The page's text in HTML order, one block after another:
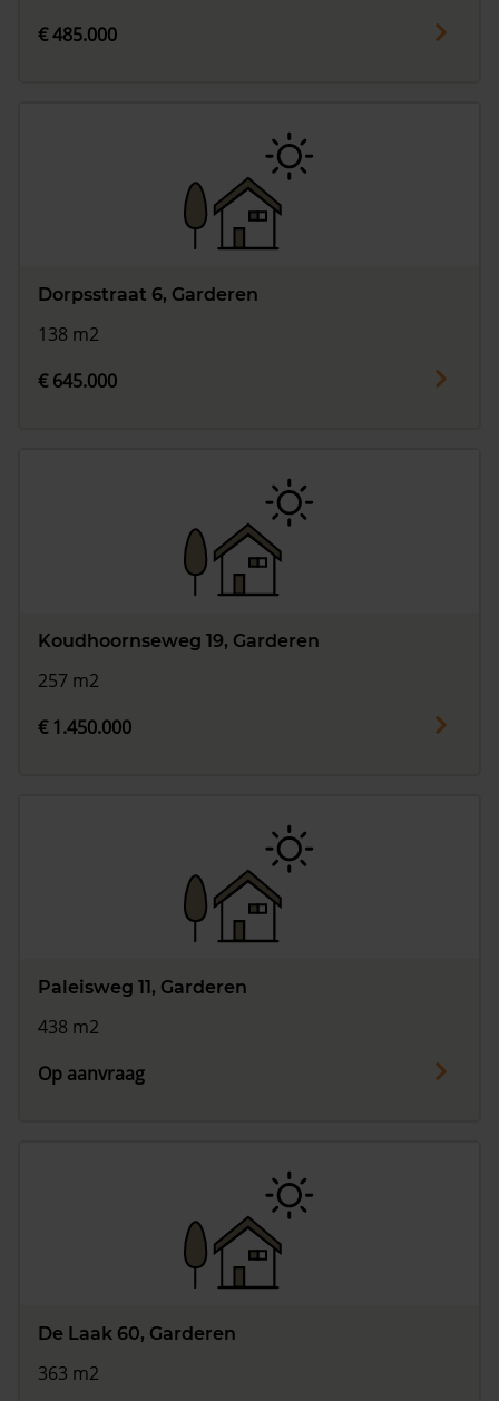
€ 485.000
Dorpsstraat 6, Garderen
138 m2
€ 645.000
Koudhoornseweg 19, Garderen
257 m2
€ 1.450.000
Paleisweg 11, Garderen
438 m2
Op aanvraag
De Laak 60, Garderen
363 m2